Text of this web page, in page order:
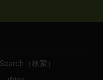
Search（検索）